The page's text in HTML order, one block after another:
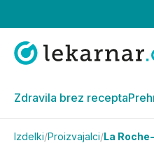
Zdravila brez recepta
Izdelki/Proizvajalci/La